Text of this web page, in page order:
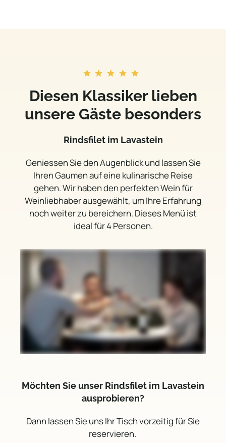
Diesen Klassiker lieben
unsere Gäste besonders
Rindsfilet im Lavastein
Geniessen Sie den Augenblick und lassen Sie
Ihren Gaumen auf eine kulinarische Reise
gehen. Wir haben den perfekten Wein für
Weinliebhaber ausgewählt, um Ihre Erfahrung
noch weiter zu bereichern. Dieses Menü ist
ideal für 4 Personen.
Möchten Sie unser Rindsfilet im Lavastein
ausprobieren?
Dann lassen Sie uns Ihr Tisch vorzeitig für Sie
reservieren.